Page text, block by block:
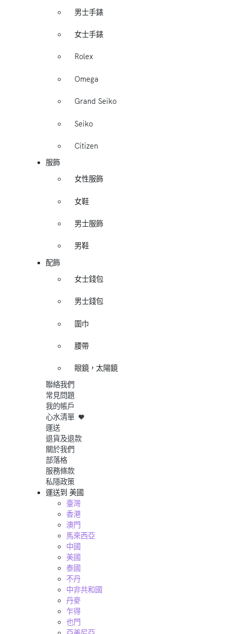
男士手錶
女士手錶
Rolex
Omega
Grand Seiko
Seiko
Citizen
服飾
女性服飾
女鞋
男士服飾
男鞋
配飾
女士錢包
男士錢包
圍巾
腰帶
眼鏡，太陽鏡
聯絡我們
常見問題
我的帳戶
心水清單
運送
退貨及退款
關於我們
部落格
服務條款
私隱政策
運送到 美國
臺灣
香港
澳門
馬來西亞
中國
美國
泰國
不丹
中非共和國
丹麥
乍得
也門